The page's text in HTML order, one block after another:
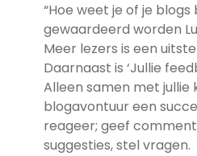
“Hoe weet je of je
gewaardeerd worden
Meer lezers is een
Daarnaast is ‘Jullie
Alleen samen met jullie
blogavontuur een
reageer; geef
suggesties, stel vragen.